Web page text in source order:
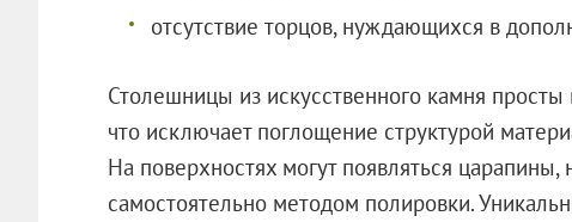
отсутствие торцов, нуждающихся в
Столешницы из искусственного камня
что исключает поглощение структурой
На поверхностях могут появляться
самостоятельно методом полировки.